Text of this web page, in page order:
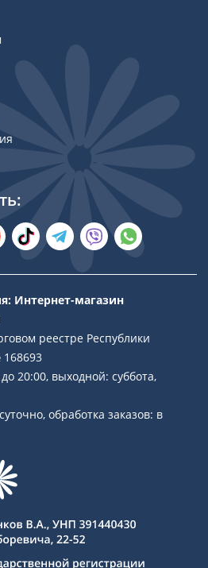
Интернет-магазин
реестре Республики
20:00, выходной: суббота,
обработка заказов: в